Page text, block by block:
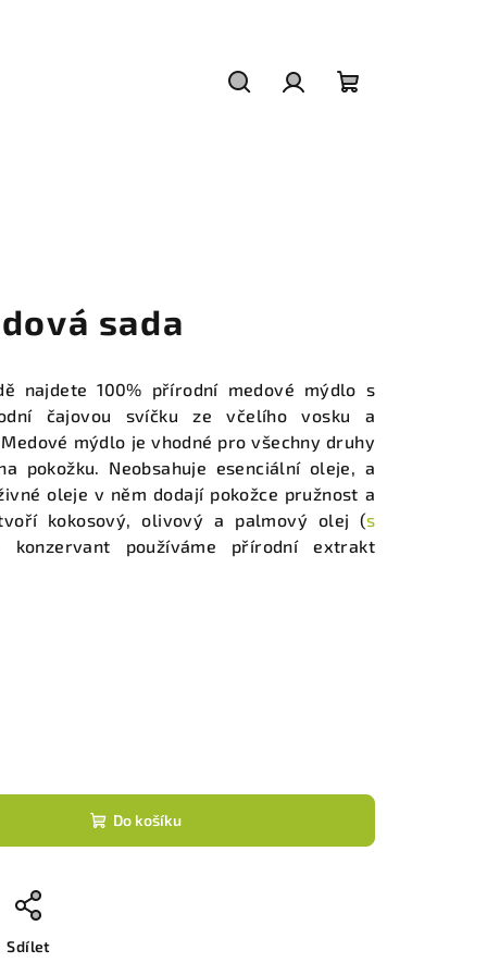
sada
najdete 100% přírodní medové mýdlo s
čajovou svíčku ze včelího vosku a
mýdlo je vhodné pro všechny druhy
pokožku. Neobsahuje esenciální oleje, a
oleje v něm dodají pokožce pružnost a
kokosový, olivový a palmový olej (s
používáme přírodní extrakt
Do košíku
Sdílet